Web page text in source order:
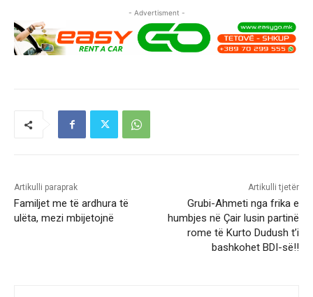
- Advertisment -
Artikulli paraprak
Familjet me të ardhura të
ulëta, mezi mbijetojnë
Artikulli tjetër
Grubi-Ahmeti nga frika e
humbjes në Çair lusin partinë
rome të Kurto Dudush t’i
bashkohet BDI-së!!